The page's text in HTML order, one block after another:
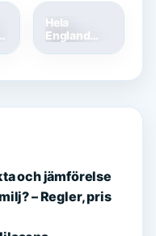
Hela
England
och jämförelse
– Regler, pris